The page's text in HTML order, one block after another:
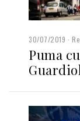
30/07/2019
Puma